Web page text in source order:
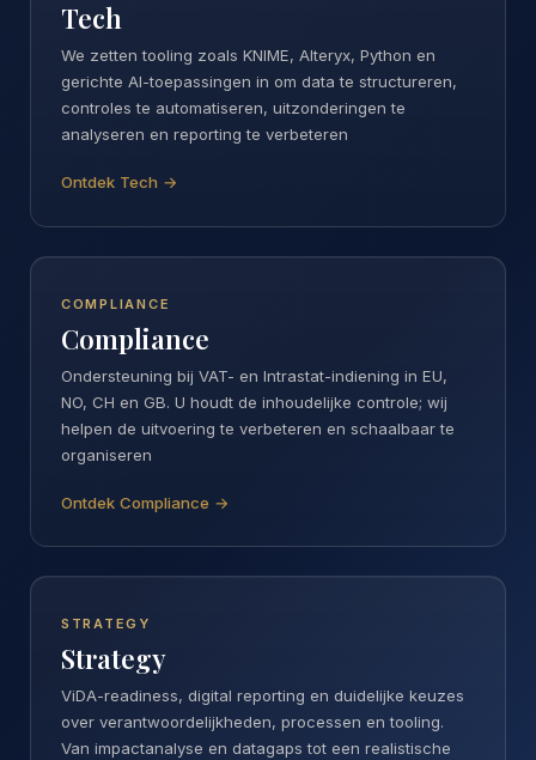
Tech
We zetten tooling zoals KNIME, Alteryx, Python en
gerichte AI-toepassingen in om data te structureren,
controles te automatiseren, uitzonderingen te
analyseren en reporting te verbeteren
Ontdek Tech →
COMPLIANCE
Compliance
Ondersteuning bij VAT- en Intrastat-indiening in EU,
NO, CH en GB. U houdt de inhoudelijke controle; wij
helpen de uitvoering te verbeteren en schaalbaar te
organiseren
Ontdek Compliance →
STRATEGY
Strategy
ViDA-readiness, digital reporting en duidelijke keuzes
over verantwoordelijkheden, processen en tooling.
Van impactanalyse en datagaps tot een realistische